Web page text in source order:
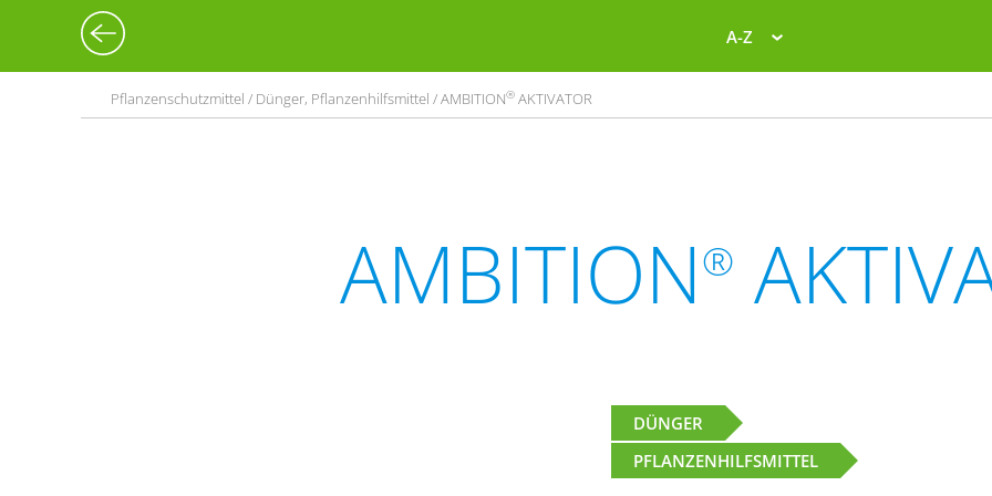
A-Z
Pflanzenschutzmittel / Dünger, Pflanzenhilfsmittel / AMBITION® AKTIVATOR
AMBITION®
DÜNGER
PFLANZENHILFSMITTEL